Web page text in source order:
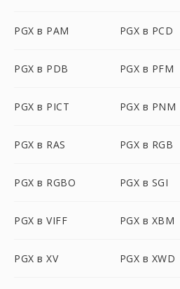
PGX в PAM PGX в PCD
PGX в PDB PGX в PFM
PGX в PICT PGX в PNM
PGX в RAS PGX в RGB
PGX в RGBO PGX в SGI
PGX в VIFF PGX в XBM
PGX в XV PGX в XWD